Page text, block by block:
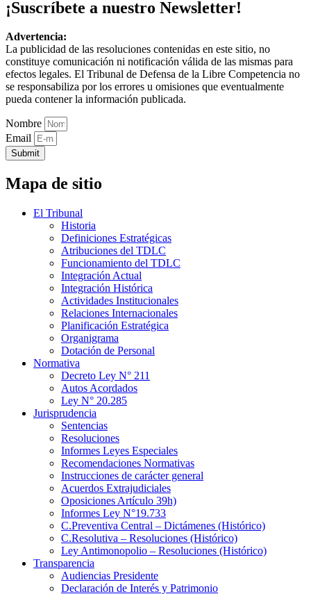
¡Suscríbete a nuestro Newsletter!
Advertencia:
La publicidad de las resoluciones contenidas en este sitio, no
constituye comunicación ni notificación válida de las mismas para
efectos legales. El Tribunal de Defensa de la Libre Competencia no
se responsabiliza por los errores u omisiones que eventualmente
pueda contener la información publicada.
Nombre
Email
Submit
Mapa de sitio
El Tribunal
Historia
Definiciones Estratégicas
Atribuciones del TDLC
Funcionamiento del TDLC
Integración Actual
Integración Histórica
Actividades Institucionales
Relaciones Internacionales
Planificación Estratégica
Organigrama
Dotación de Personal
Normativa
Decreto Ley N° 211
Autos Acordados
Ley N° 20.285
Jurisprudencia
Sentencias
Resoluciones
Informes Leyes Especiales
Recomendaciones Normativas
Instrucciones de carácter general
Acuerdos Extrajudiciales
Oposiciones Artículo 39h)
Informes Ley N°19.733
C.Preventiva Central – Dictámenes (Histórico)
C.Resolutiva – Resoluciones (Histórico)
Ley Antimonopolio – Resoluciones (Histórico)
Transparencia
Audiencias Presidente
Declaración de Interés y Patrimonio